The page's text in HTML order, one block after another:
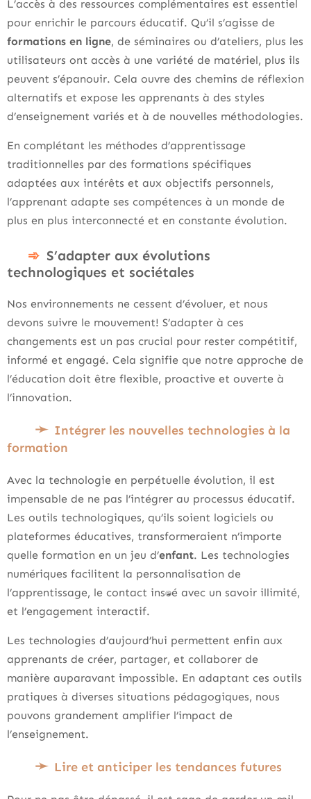
L’accès à des ressources complémentaires est essentiel
pour enrichir le parcours éducatif. Qu’il s’agisse de
formations en ligne, de séminaires ou d’ateliers, plus les
utilisateurs ont accès à une variété de matériel, plus ils
peuvent s’épanouir. Cela ouvre des chemins de réflexion
alternatifs et expose les apprenants à des styles
d’enseignement variés et à de nouvelles méthodologies.
En complétant les méthodes d’apprentissage
traditionnelles par des formations spécifiques
adaptées aux intérêts et aux objectifs personnels,
l’apprenant adapte ses compétences à un monde de
plus en plus interconnecté et en constante évolution.
S’adapter aux évolutions
technologiques et sociétales
Nos environnements ne cessent d’évoluer, et nous
devons suivre le mouvement! S’adapter à ces
changements est un pas crucial pour rester compétitif,
informé et engagé. Cela signifie que notre approche de
l’éducation doit être flexible, proactive et ouverte à
l’innovation.
Intégrer les nouvelles technologies à la
formation
Avec la technologie en perpétuelle évolution, il est
impensable de ne pas l’intégrer au processus éducatif.
Les outils technologiques, qu’ils soient logiciels ou
plateformes éducatives, transformeraient n’importe
quelle formation en un jeu d’enfant. Les technologies
numériques facilitent la personnalisation de
l’apprentissage, le contact instantané avec un savoir illimité,
et l’engagement interactif.
Les technologies d’aujourd’hui permettent enfin aux
apprenants de créer, partager, et collaborer de
manière auparavant impossible. En adaptant ces outils
pratiques à diverses situations pédagogiques, nous
pouvons grandement amplifier l’impact de
l’enseignement.
Lire et anticiper les tendances futures